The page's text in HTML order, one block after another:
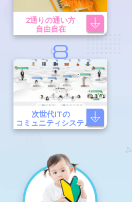
2通りの通い方
自由自在
8
次世代ITの
コミュニティシステム